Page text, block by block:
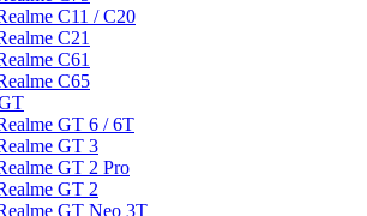
C11 / C20
C21
C61
C65
GT 6 / 6T
GT 3
GT 2 Pro
GT 2
GT Neo 3T